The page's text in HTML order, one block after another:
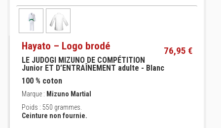
Hayato – Logo brodé 76,95 €
LE JUDOGI MIZUNO DE COMPÉTITION
Junior ET D’ENTRAÎNEMENT adulte - Blanc
100 % coton
Marque : Mizuno Martial
Poids : 550 grammes.
Ceinture non fournie.